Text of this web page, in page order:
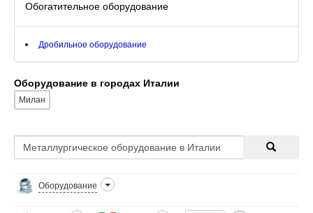
Обогатительное оборудование
Дробильное оборудование
Оборудование в городах Италии
Милан
Оборудование